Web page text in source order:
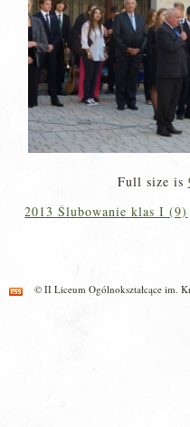
Full size is
2013 Ślubowanie klas I (9)
© II Liceum Ogólnokształcące im.